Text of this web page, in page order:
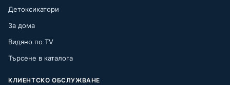
Детоксикатори
За дома
Видяно по TV
Търсене в каталога
КЛИЕНТСКО ОБСЛУЖВАНЕ